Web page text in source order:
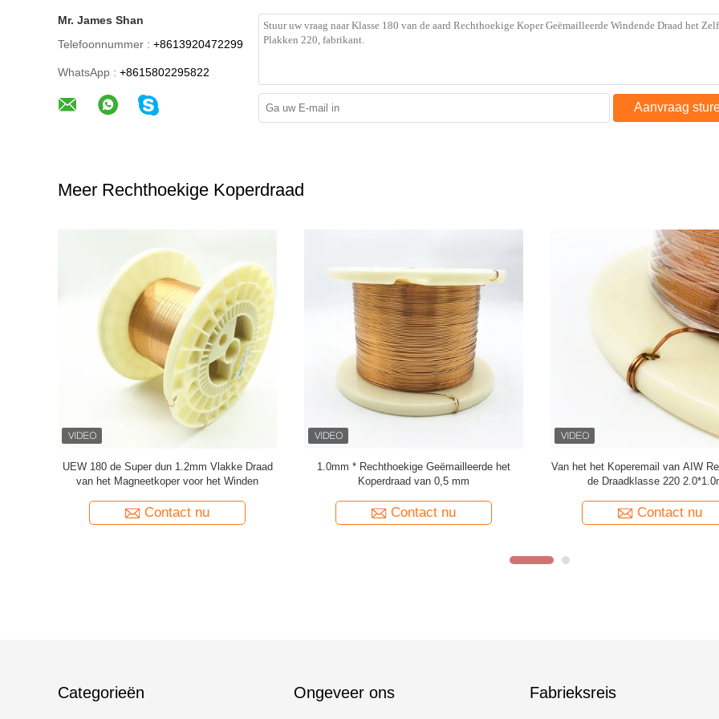
Mr. James Shan
Telefoonnummer : +8613920472299
WhatsApp : +8615802295822
Aanvraag
Meer Rechthoekige Koperdraad
Super 1,8 mmx0,2 mm UL AIW
Emaillebedekte koperen platte draad voor
Contact nu
UEWH Superdunne 1,5 mmx0,1 mm
rechthoekige geëmailleerde koperdraad voor
Contact nu
Op maat gemaakte hoge
geëmailleerde koperdraad
Contact nu
Categorieën Ongeveer ons Fabrieksreis